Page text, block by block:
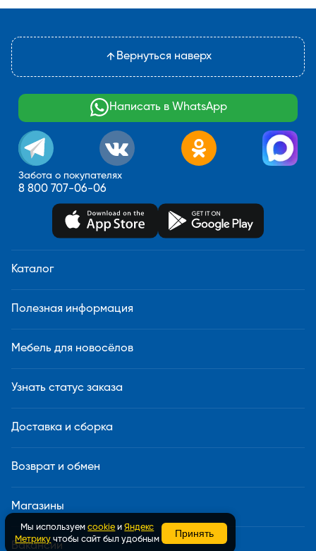
Вернуться наверх
Написать в WhatsApp
Забота о покупателях
8 800 707-06-06
Каталог
Полезная информация
Мебель для новосёлов
Узнать статус заказа
Доставка и сборка
Возврат и обмен
Магазины
Вакансии
Мы используем cookie и Яндекс
Метрику чтобы сайт был удобным
Принять